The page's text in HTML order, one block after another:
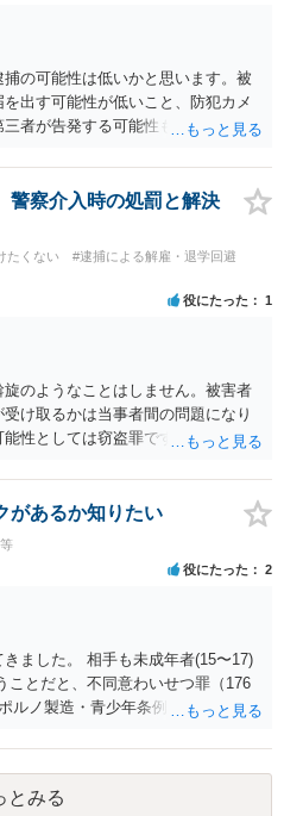
の可能性は低いかと思います。被
出す可能性が低いこと、防犯カメ
者が告発する可能性も低いこと、
秒程度の動画)してしまいました。下
せん。」とありますが、少なくと
被疑事実で逮捕勾留されるケース
です（最終的には不起訴ないし各
こともあります）。2度としないこ
てください。
警察介入時の処罰と解決
たくない
#逮捕による解雇・退学回避
役にたった 1
のようなことはしません。被害者
け取るかは当事者間の問題になり
性としては窃盗罪ですので、逮捕
があるか知りたい
役にたった 2
ました。 相手も未成年者(15〜17)
ことだと、不同意わいせつ罪（176
ルノ製造・青少年条例違反（わいせ
査を受けるでしょう。
とみる